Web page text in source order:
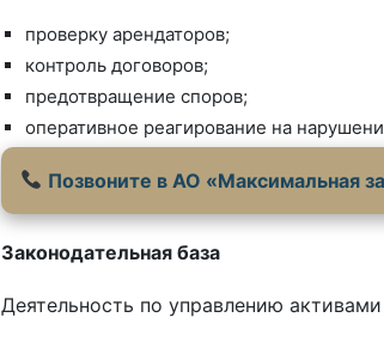
проверку арендаторов;
контроль договоров;
предотвращение споров;
оперативное реагирование на
Позвоните в АО «Максимальная
Законодательная база
Деятельность по управлению